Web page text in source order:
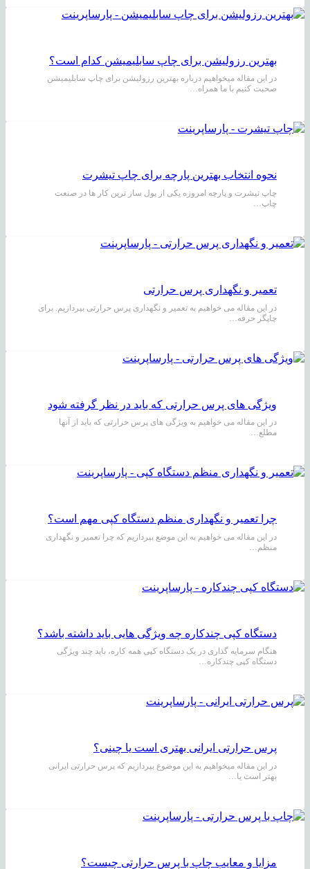
بهترین رزولیشن برای چاپ سابلیمیشن کدام است؟
در این مقاله میخواهیم درباره بهترین رزولیشن برای چاپ سابلیمیشن
صحبت کنیم با ما همراه…
نحوه انتخاب بهترین پارچه برای چاپ تیشرت
چاپ تیشرت و پارچه امروزه یکی از پول ساز ترین کار ها در صنعت
چاپ…
تعمیر و نگهداری پرس حرارتی
در این مقاله می خواهیم به تعمیر و نگهداری پرس حرارتی بپردازیم. برای
چاپگر حرفه…
ویژگی های پرس حرارتی که باید در نظر گرفته شود
در این مقاله می خواهیم به ویژگی های پرس حرارتی که باید از آنها
مطلع…
چرا تعمیر و نگهداری منظم دستگاه کپی مهم است؟
در این مقاله می خواهیم به این موضع بپردازیم که چرا تعمیر و نگهداری
منظم…
دستگاه کپی چندکاره چه ویژگی هایی باید داشته باشد؟
هنگام سرمایه گذاری در یک دستگاه کپی همه کاره، باید چند ویژگی
دستگاه کپی چندکاره…
پرس حرارتی ایرانی بهتری است یا چینی؟
در این مقاله میخواهیم به این موضوع بپردازیم که پرس حرارتی ایرانی
بهتر است یا…
مزایا و معایب چاپ با پرس حرارتی چیست؟